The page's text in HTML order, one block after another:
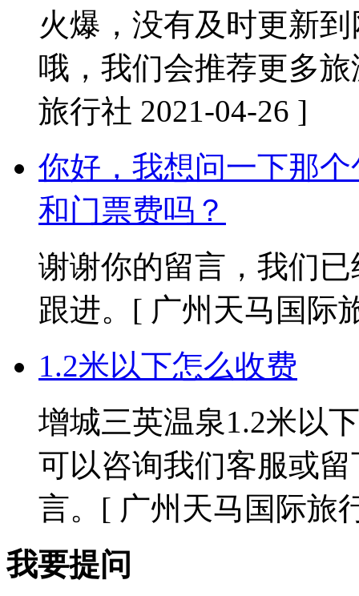
火爆，没有及时更新
哦，我们会推荐更多
旅行社 2021-04-26 ]
你好，我想问一下那
和门票费吗？
谢谢你的留言，我们
跟进。 [ 广州天马国际
1.2米以下怎么收费
增城三英温泉1.2米以
可以咨询我们客服或
言。 [ 广州天马国际旅
我要提问